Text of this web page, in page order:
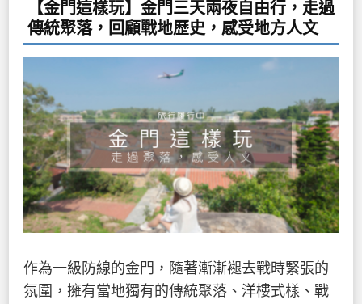
【金門這樣玩】金門三天兩夜自由行，走過
傳統聚落，回顧戰地歷史，感受地方人文
作為一級防線的金門，隨著漸漸褪去戰時緊張的
氛圍，擁有當地獨有的傳統聚落、洋樓式樣、戰